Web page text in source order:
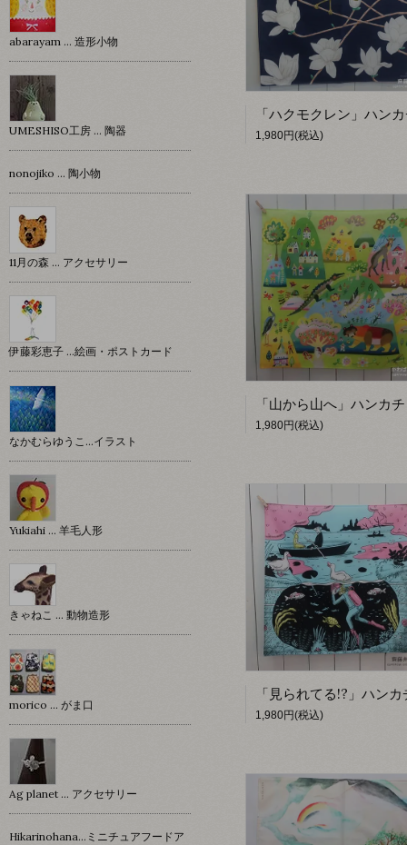
1,980円(税込)
1,980円(税込)
1,980円(税込)
abarayam … 造形小物
UMESHISO工房 … 陶器
nonojiko ... 陶小物
11月の森 … アクセサリー
伊藤彩恵子 …絵画・ポストカード
なかむらゆうこ…イラスト
Yukiahi … 羊毛人形
きゃねこ … 動物造形
morico … がま口
Ag planet … アクセサリー
Hikarinohana…ミニチュアフードア